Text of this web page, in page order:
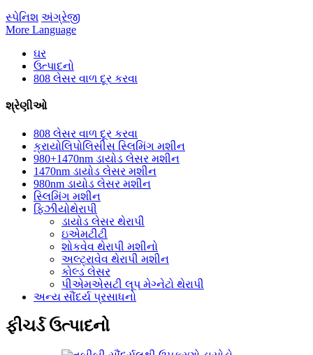
સ્પેનિશ અંગ્રેજી
More Language
ઘર
ઉત્પાદનો
808 લેસર વાળ દૂર કરવા
શ્રેણીઓ
808 લેસર વાળ દૂર કરવા
ક્રાયોલિપોલિસીસ સ્લિમિંગ મશીન
980+1470nm ડાયોડ લેસર મશીન
1470nm ડાયોડ લેસર મશીન
980nm ડાયોડ લેસર મશીન
સ્લિમિંગ મશીન
ફિઝીયોથેરાપી
ડાયોડ લેસર થેરાપી
ઇએમટીટી
શોકવેવ થેરાપી મશીનો
અલ્ટ્રાવેવ થેરાપી મશીન
કોલ્ડ લેસર
પીએમએસટી લૂપ મેગ્નેટો થેરાપી
અન્ય સૌંદર્ય પ્રસાધનો
ફીચર્ડ ઉત્પાદનો